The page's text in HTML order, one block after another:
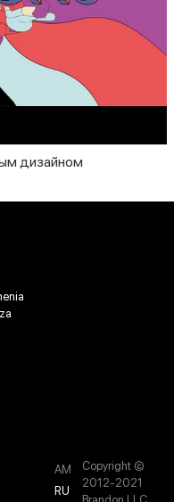
дизайном
AM
RU
Copyright ©
2012-2021